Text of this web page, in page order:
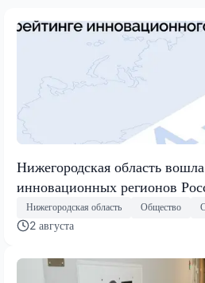
Нижегородская область
инновационных регионов
Нижегородская область Общество
2 августа